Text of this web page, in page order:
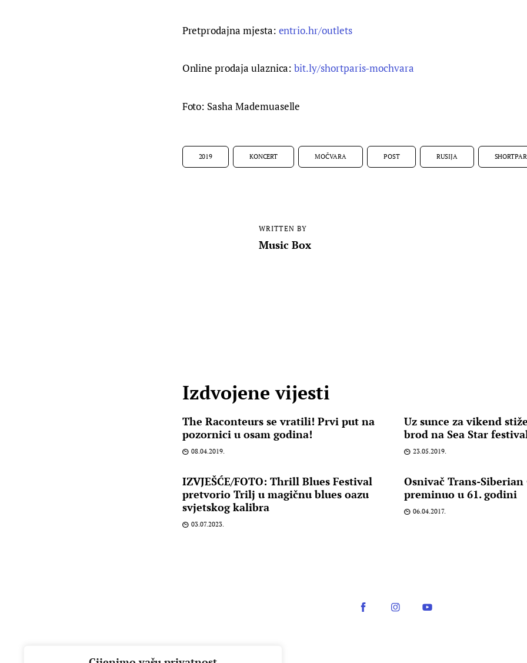
Pretprodajna mjesta: entrio.hr/outlets
Online prodaja ulaznica: bit.ly/shortparis-mochvara
Foto: Sasha Mademuaselle
2019 KONCERT MOČVARA POST RUSIJA
WRITTEN BY
Music Box
Izdvojene vijesti
The Raconteurs se vratili! Prvi put na
pozornici u osam godina!
08.04.2019.
Uz sunce za vikend
brod na Sea Star
23.05.2019.
IZVJEŠĆE/FOTO: Thrill Blues Festival
pretvorio Trilj u magičnu blues oazu
svjetskog kalibra
03.07.2023.
Osnivač Trans-
preminuo u 61. godini
06.04.2017.